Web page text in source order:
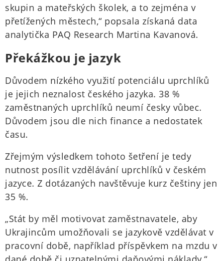
skupin a mateřských školek, a to zejména v
přetížených městech,“ popsala získaná data
analytička PAQ Research Martina Kavanová.
Překážkou je jazyk
Důvodem nízkého využití potenciálu uprchlíků
je jejich neznalost českého jazyka. 38 %
zaměstnaných uprchlíků neumí česky vůbec.
Důvodem jsou dle nich finance a nedostatek
času.
Zřejmým výsledkem tohoto šetření je tedy
nutnost posílit vzdělávání uprchlíků v českém
jazyce. Z dotázaných navštěvuje kurz češtiny jen
35 %.
„Stát by měl motivovat zaměstnavatele, aby
Ukrajincům umožňovali se jazykově vzdělávat v
pracovní době, například příspěvkem na mzdu v